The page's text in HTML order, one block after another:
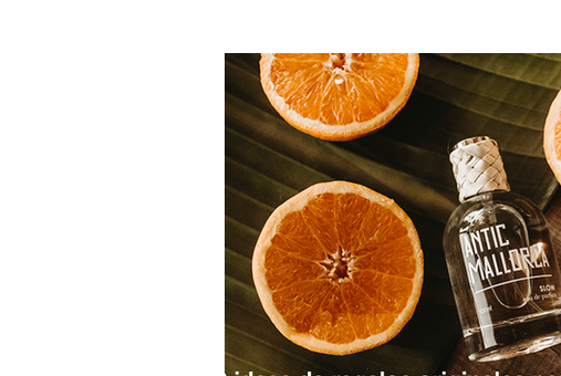
Authentic people wear AnticMallorca
Very special shops Hecho en España